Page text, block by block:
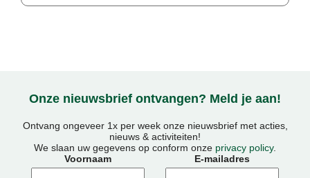
Onze nieuwsbrief ontvangen? Meld je aan!
Ontvang ongeveer 1x per week onze nieuwsbrief met acties,
nieuws & activiteiten!
We slaan uw gegevens op conform onze privacy policy.
Voornaam
E-mailadres